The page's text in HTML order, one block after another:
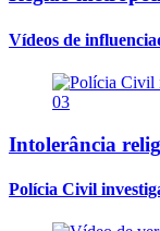
Vídeos de
03
Intolerância
Polícia Civil